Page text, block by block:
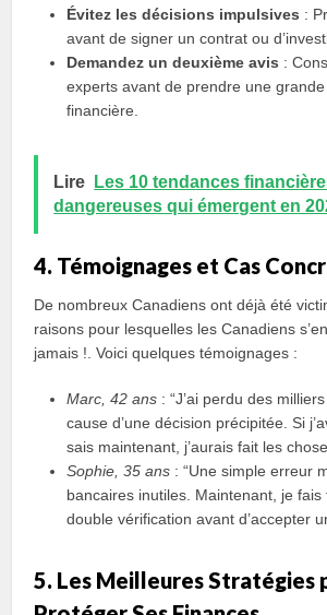
Évitez les décisions impulsives :
avant de signer un contrat ou
Demandez un deuxième avis :
experts avant de prendre une
financière.
Lire
Les 10 tendances
dangereuses qui émergent en
4. Témoignages et Cas
De nombreux Canadiens ont déjà été
raisons pour lesquelles les Canadiens
jamais !. Voici quelques témoignages :
Marc, 42 ans : “J’ai perdu des
cause d’une décision précipitée. Si
sais maintenant, j’aurais fait les
Sophie, 35 ans : “Une simple erreur
bancaires inutiles. Maintenant, je fais
double vérification avant d’accepter
5. Les Meilleures Stratégies